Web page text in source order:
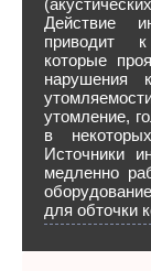
Действие
приводит
которые
нарушения
утомление,
в
Источники
медленно
для обточки